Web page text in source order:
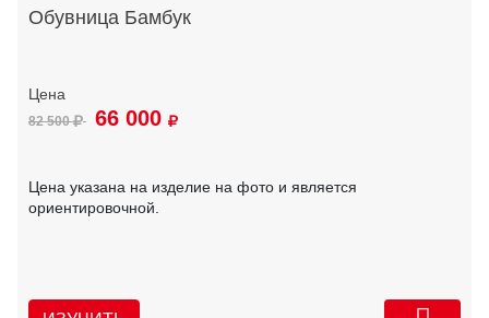
Обувница Бамбук
82 500 66 000
Цена указана на изделие на фото и является
ориентировочной.